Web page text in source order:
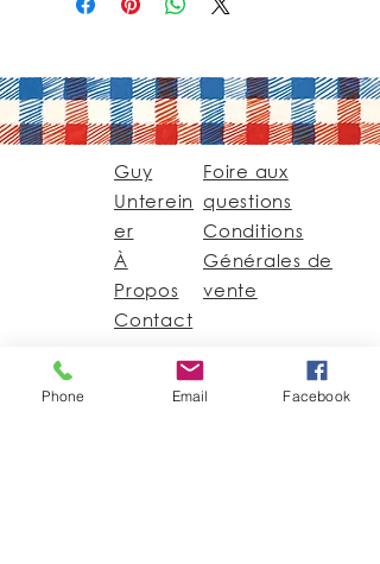
Guy
Unterein
er
À
Propos
Contact
Foire aux
questions
Conditions
Générales de
vente
Guy@GuyUntereiner.fr
Phone Email Facebook